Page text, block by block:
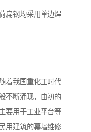
扁钢均采用单边焊
着我国重化工时代
不断涌现，由初的
要用于工业平台等
用建筑的幕墙维修